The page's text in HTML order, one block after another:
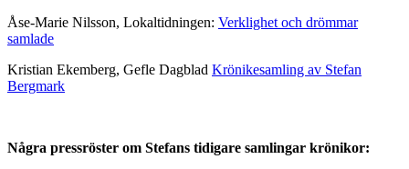
Åse-Marie Nilsson, Lokaltidningen: Verklighet och drömmar
samlade
Kristian Ekemberg, Gefle Dagblad Krönikesamling av Stefan
Bergmark
Några pressröster om Stefans tidigare samlingar krönikor: